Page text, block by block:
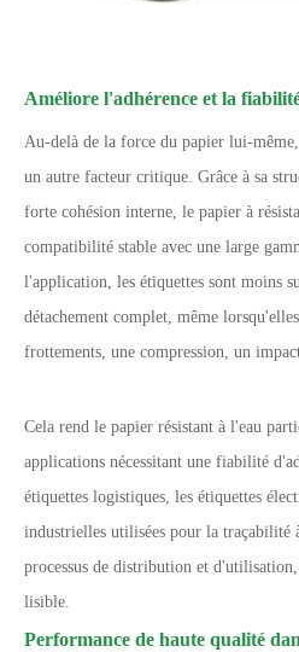
Améliore l'adhérence et la
Au-delà de la force du papier lui-même,
un autre facteur critique. Grâce à sa
forte cohésion interne, le papier à
compatibilité stable avec une large
l'application, les étiquettes sont moins
détachement complet, même
frottements, une compression, un
Cela rend le papier résistant à l'eau
applications nécessitant une fiabilité
étiquettes logistiques, les étiquettes
industrielles utilisées pour la traçabilité
processus de distribution et
lisible.
Performance de haute qualité